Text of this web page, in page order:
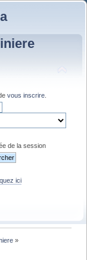
vous inscrire
de la session
ici
»